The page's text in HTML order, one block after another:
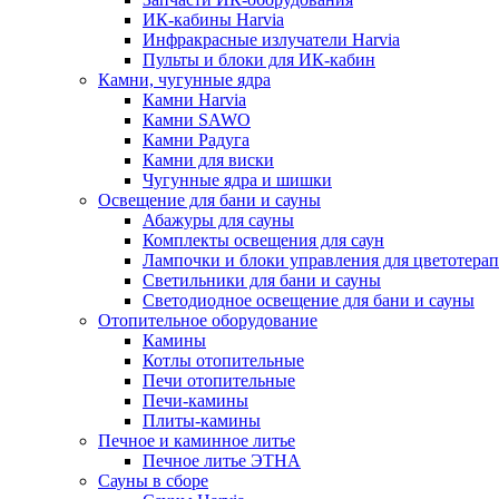
ИК-кабины Harvia
Инфракрасные излучатели Harvia
Пульты и блоки для ИК-кабин
Камни, чугунные ядра
Камни Harvia
Камни SAWO
Камни Радуга
Камни для виски
Чугунные ядра и шишки
Освещение для бани и сауны
Абажуры для сауны
Комплекты освещения для саун
Лампочки и блоки управления для
Светильники для бани и сауны
Светодиодное освещение для бани и сауны
Отопительное оборудование
Камины
Котлы отопительные
Печи отопительные
Печи-камины
Плиты-камины
Печное и каминное литье
Печное литье ЭТНА
Сауны в сборе